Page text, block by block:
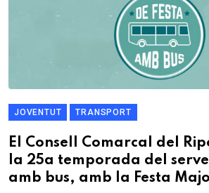
JOVENTUT TRANSPORT
El Consell Comarcal del
la 25a temporada del
amb bus, amb la Festa